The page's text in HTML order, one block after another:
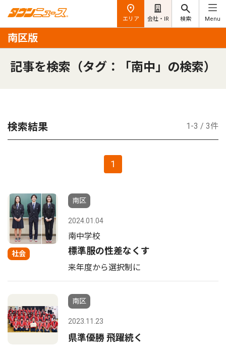
エリア 会社・IR 検索 Menu
南区版
記事を検索（タグ：「南中」の検索）
検索結果 1-3 / 3件
1
社会
南区
2024.01.04
南中学校
標準服の性差なくす
来年度から選択制に
南区
2023.11.23
県準優勝 飛躍続く